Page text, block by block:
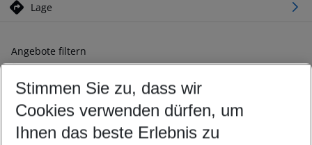
Lage
Angebote filtern
Ändern Sie Ihre Kriterien nach Ihren Wünschen
Abflughafen wählen
Beliebiger Abflughafen
Reisezeitraum wählen
08.08.26– 06.08.27 5-8 Nächte
Stimmen Sie zu, dass wir
Cookies verwenden dürfen, um
Ihnen das beste Erlebnis zu